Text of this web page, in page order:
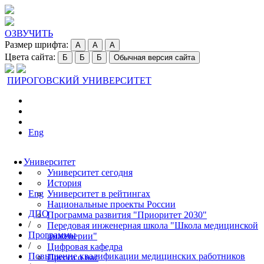
ОЗВУЧИТЬ
Размер шрифта:
A A A
Цвета сайта: Б Б Б Обычная версия сайта
ПИРОГОВСКИЙ УНИВЕРСИТЕТ
Eng
Университет
Университет сегодня
История
Университет в рейтингах
Национальные проекты России
Программа развития "Приоритет 2030"
Передовая инженерная школа "Школа медицинской
инженерии"
Цифровая кафедра
Пресса о нас
Eng
ДПО
/
Программы
/
Повышение квалификации медицинских работников